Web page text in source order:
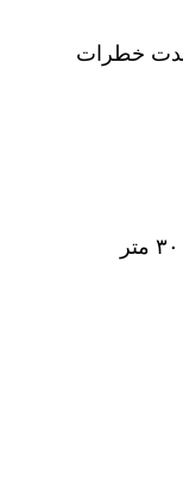
خطرات
طبقات با مساحت بیش از ۳۰۰ متر